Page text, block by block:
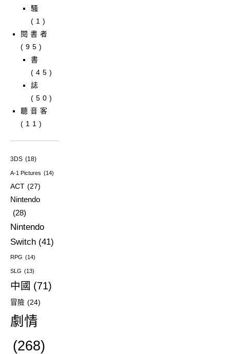
騷
(1)
閱書者
(95)
書
(45)
誌
(50)
聽音客
(11)
3DS (18)
A-1 Pictures (14)
ACT (27)
Nintendo
(28)
Nintendo
Switch (41)
RPG (14)
SLG (13)
中國 (71)
冒險 (24)
劇情
(268)